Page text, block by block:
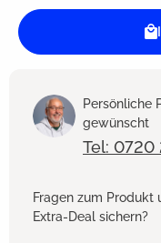
Persönliche
gewünscht
Tel: 0720
Fragen zum Produkt
Extra-Deal sichern?